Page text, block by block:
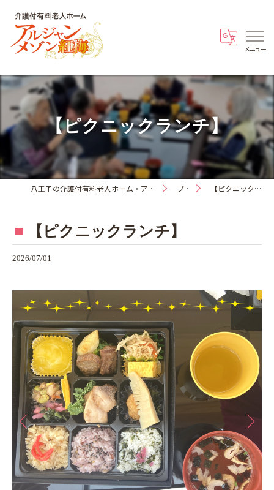
【ピクニックランチ】
八王子の介護付有料老人ホーム・アルジャンメゾン紅梅 ブログ 【ピクニックランチ】
【ピクニックランチ】
2026/07/01